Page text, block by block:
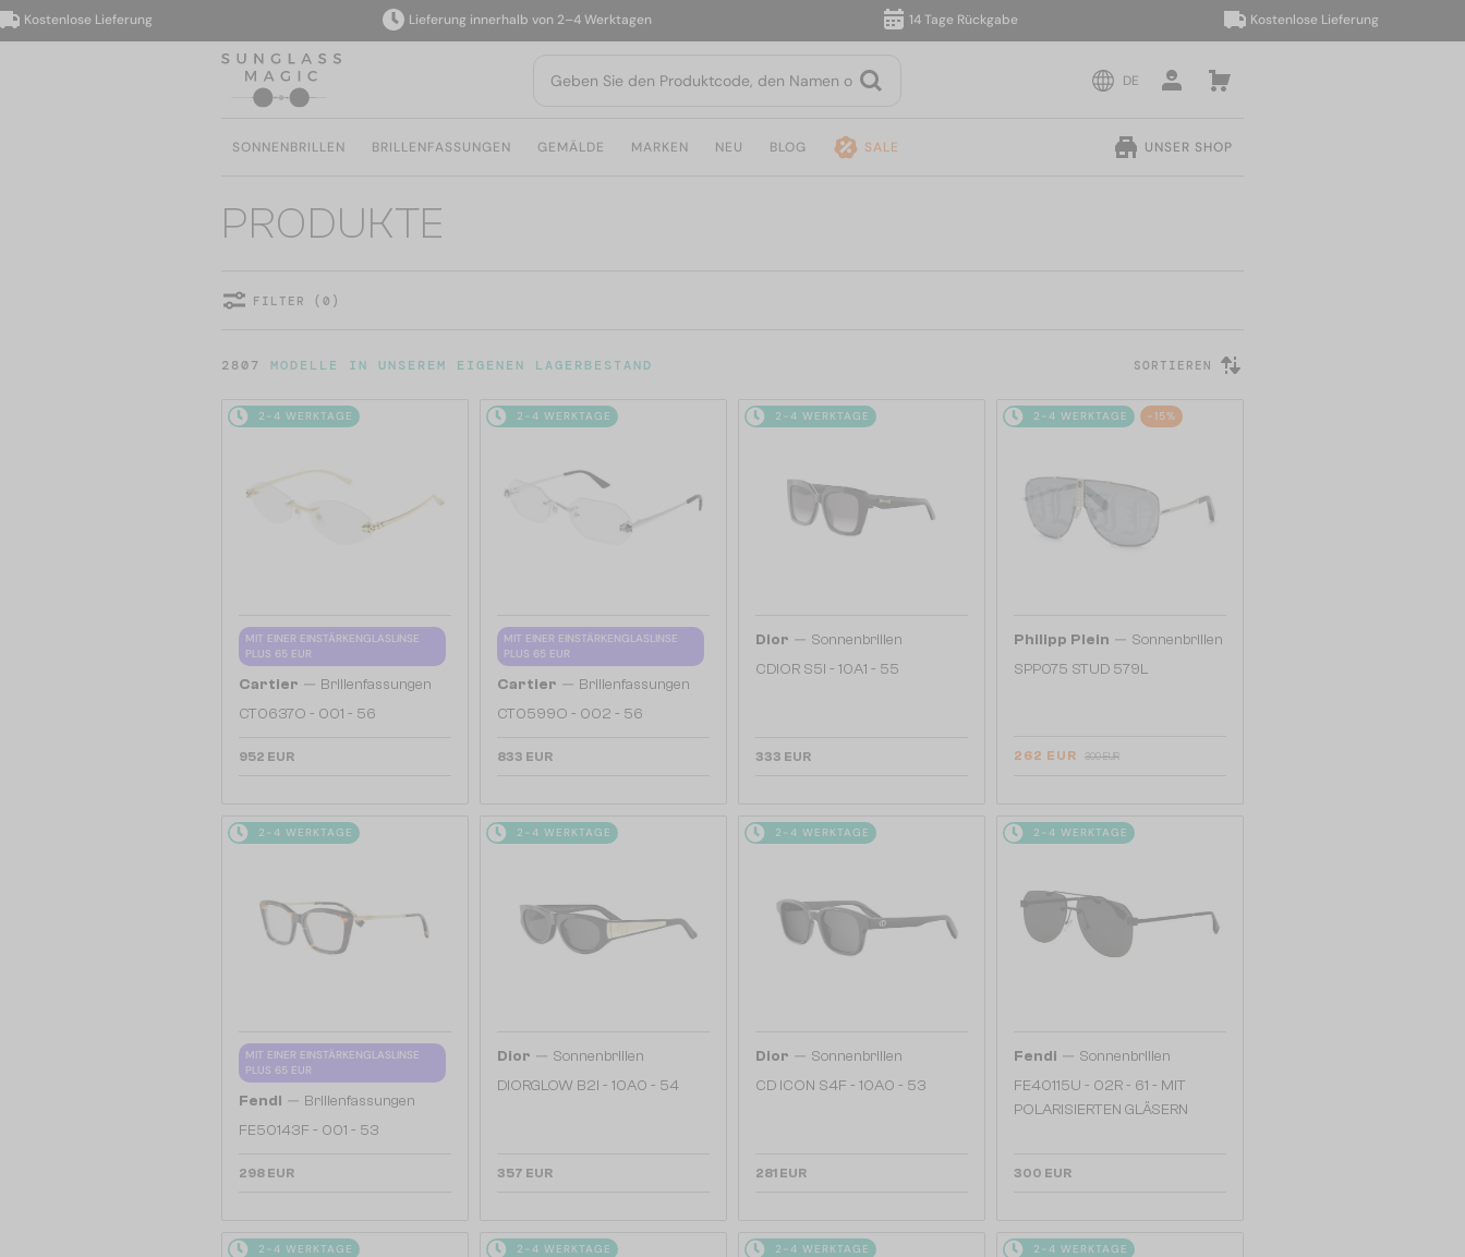
Lieferung Lieferung innerhalb von 2–4 Werktagen 14 Tage Rückgabe Kostenlose Lieferung
DE
SONNENBRILLEN BRILLENFASSUNGEN GEMÄLDE MARKEN NEU BLOG SALE UNSER SHOP
PRODUKTE
FILTER (0)
2807 MODELLE IN UNSEREM EIGENEN LAGERBESTAND SORTIEREN
2-4 WERKTAGE
MIT EINER EINSTÄRKENGLASLINSE
PLUS 65 EUR
Cartier — Brillenfassungen
CT0637O - 001 - 56
952 EUR
2-4 WERKTAGE
MIT EINER EINSTÄRKENGLASLINSE
PLUS 65 EUR
Cartier — Brillenfassungen
CT0599O - 002 - 56
833 EUR
2-4 WERKTAGE
Dior — Sonnenbrillen
CDIOR S5I - 10A1 - 55
333 EUR
2-4 WERKTAGE -15%
Philipp Plein — Sonnenbrillen
SPP075 STUD 579L
262 EUR 309 EUR
2-4 WERKTAGE
MIT EINER EINSTÄRKENGLASLINSE
PLUS 65 EUR
Fendi — Brillenfassungen
FE50143F - 001 - 53
298 EUR
2-4 WERKTAGE
Dior — Sonnenbrillen
DIORGLOW B2I - 10A0 - 54
357 EUR
2-4 WERKTAGE
Dior — Sonnenbrillen
CD ICON S4F - 10A0 - 53
281 EUR
2-4 WERKTAGE
Fendi — Sonnenbrillen
FE40115U - 02R - 61 - MIT
POLARISIERTEN GLÄSERN
300 EUR
2-4 WERKTAGE 2-4 WERKTAGE 2-4 WERKTAGE 2-4 WERKTAGE